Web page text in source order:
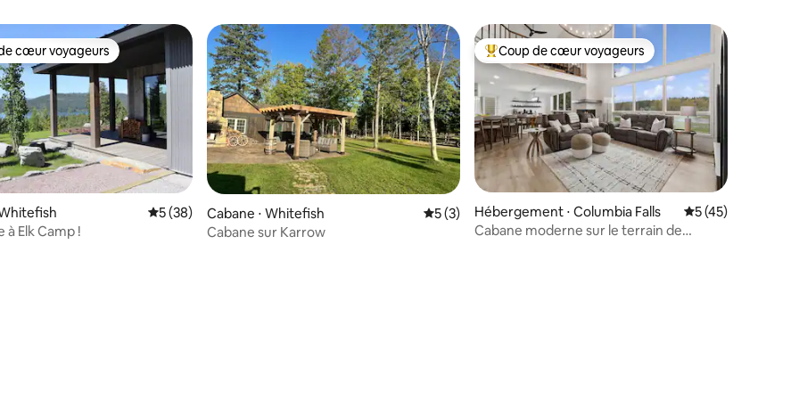
la base de 34 commentaires : 4,85 sur 5
cœur voyageurs les plus appréciés
cœur voyageurs
Évaluation moyenne sur la base de 38 commentaires : 5 sur 5
5 (38)
à Elk Camp !
Cabane ⋅ Whitefish Évaluation moyenne sur la base de 3 commentaires : 5 sur 5
5 (3)
Cabane sur Karrow
Coups de cœur voyageurs les plus appréciés
Coup de cœur voyageurs
Hébergement ⋅ Columbia Falls Évaluation
5 (45)
Cabane moderne sur le terrain de